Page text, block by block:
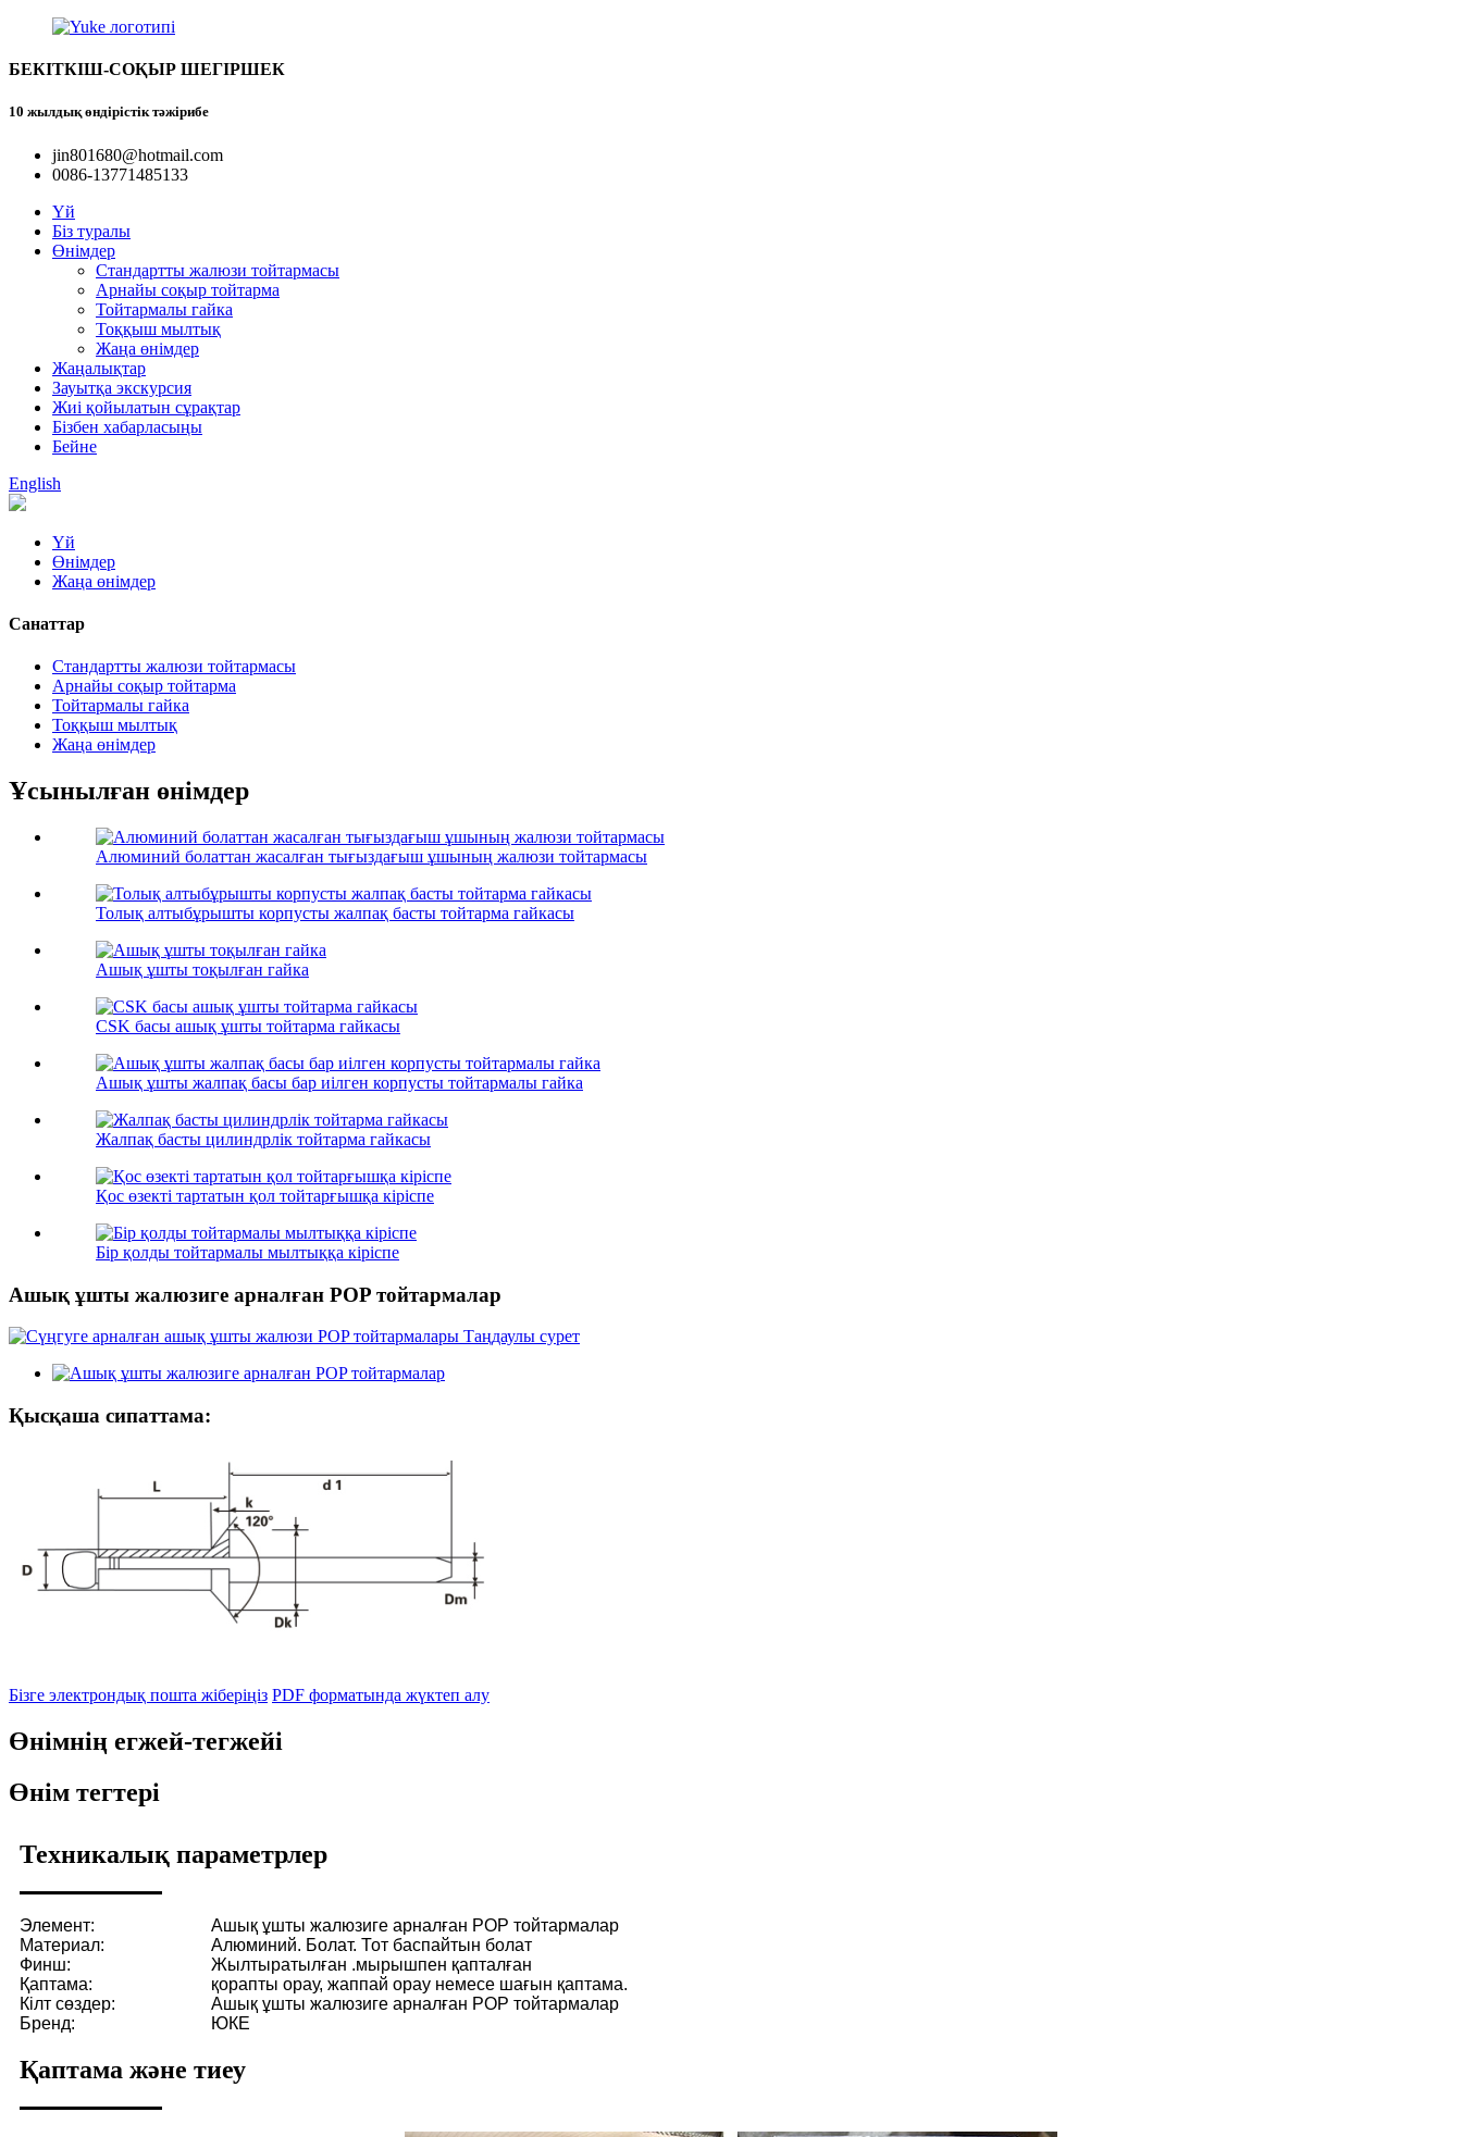
БЕКІТКІШ-СОҚЫР ШЕГІРШЕК
10 жылдық өндірістік тәжірибе
jin801680@hotmail.com
0086-13771485133
Үй
Біз туралы
Өнімдер
Стандартты жалюзи тойтармасы
Арнайы соқыр тойтарма
Тойтармалы гайка
Тоққыш мылтық
Жаңа өнімдер
Жаңалықтар
Зауытқа экскурсия
Жиі қойылатын сұрақтар
Бізбен хабарласыңы
Бейне
English
Үй
Өнімдер
Жаңа өнімдер
Санаттар
Стандартты жалюзи тойтармасы
Арнайы соқыр тойтарма
Тойтармалы гайка
Тоққыш мылтық
Жаңа өнімдер
Ұсынылған өнімдер
Алюминий болаттан жасалған тығыздағыш ұшының жалюзи тойтармасы
Толық алтыбұрышты корпусты жалпақ басты тойтарма гайкасы
Ашық ұшты тоқылған гайка
CSK басы ашық ұшты тойтарма гайкасы
Ашық ұшты жалпақ басы бар иілген корпусты тойтармалы гайка
Жалпақ басты цилиндрлік тойтарма гайкасы
Қос өзекті тартатын қол тойтарғышқа кіріспе
Бір қолды тойтармалы мылтыққа кіріспе
Ашық ұшты жалюзиге арналған POP тойтармалар
Қысқаша сипаттама:
Бізге электрондық пошта жіберіңіз PDF форматында жүктеп алу
Өнімнің егжей-тегжейі
Өнім тегтері
Техникалық параметрлер
Элемент:
Ашық ұшты жалюзиге арналған POP тойтармалар
Материал:
Алюминий. Болат. Тот баспайтын болат
Финш:
Жылтыратылған .мырышпен қапталған
Қаптама:
қорапты орау, жаппай орау немесе шағын қаптама.
Кілт сөздер:
Ашық ұшты жалюзиге арналған POP тойтармалар
Бренд:
ЮКЕ
Қаптама және тиеу